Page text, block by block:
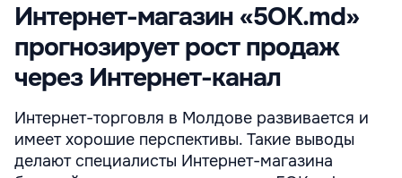
Интернет-магазин «5OK.md»
прогнозирует рост продаж
через Интернет-канал
Интернет-торговля в Молдове развивается и
имеет хорошие перспективы. Такие выводы
делают специалисты Интернет-магазина